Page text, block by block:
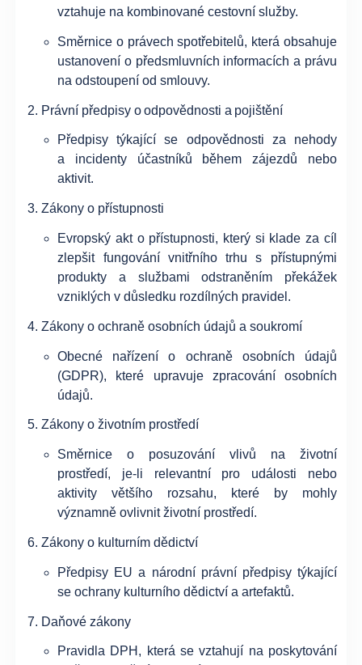
vztahuje na kombinované cestovní služby.
Směrnice o právech spotřebitelů, která obsahuje
ustanovení o předsmluvních informacích a právu
na odstoupení od smlouvy.
Právní předpisy o odpovědnosti a pojištění
Předpisy týkající se odpovědnosti za nehody
a incidenty účastníků během zájezdů nebo
aktivit.
Zákony o přístupnosti
Evropský akt o přístupnosti, který si klade za cíl
zlepšit fungování vnitřního trhu s přístupnými
produkty a službami odstraněním překážek
vzniklých v důsledku rozdílných pravidel.
Zákony o ochraně osobních údajů a soukromí
Obecné nařízení o ochraně osobních údajů
(GDPR), které upravuje zpracování osobních
údajů.
Zákony o životním prostředí
Směrnice o posuzování vlivů na životní
prostředí, je-li relevantní pro události nebo
aktivity většího rozsahu, které by mohly
významně ovlivnit životní prostředí.
Zákony o kulturním dědictví
Předpisy EU a národní právní předpisy týkající
se ochrany kulturního dědictví a artefaktů.
Daňové zákony
Pravidla DPH, která se vztahují na poskytování